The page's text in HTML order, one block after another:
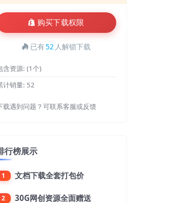
购买下载权限
已有52 人解锁下载
含资源: (1个)
计销量: 52
载遇到问题？可联系客服或反馈
行榜展示
1 文档下载全套打包价
2 30G网创资源全面赠送